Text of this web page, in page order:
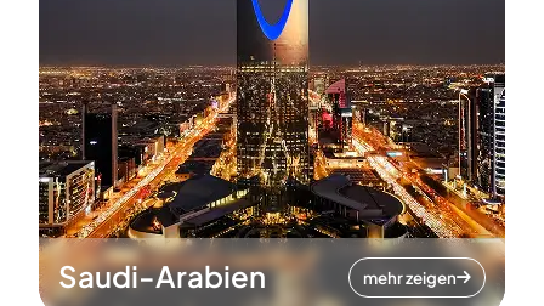
Saudi-Arabien mehr zeigen